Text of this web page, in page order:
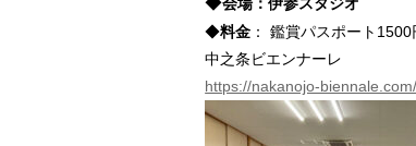
◆料金 ： 鑑賞パスポート
中之条ビエンナーレ
https://nakanojo-biennale.com/